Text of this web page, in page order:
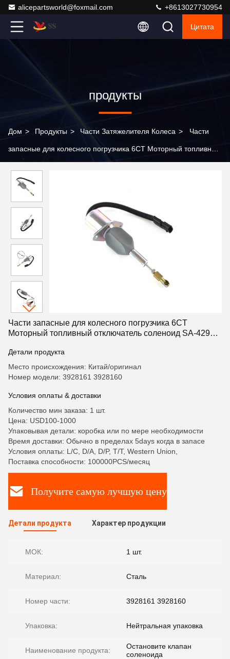
alicepartsworld@foxmail.com +8613027730954
Цитата
продукты
Дом > Продукты > Части Затяжелителя Колеса > Части
запасные для колесного погрузчика 6CT Моторный топливный
Части запасные для колесного погрузчика 6CT
Моторный топливный отключатель соленоид SA-4293-
Детали продукта
Место происхождения: Китай/оригинал
Номер модели: 3928161 3928160
Условия оплаты & доставки
Количество мин заказа: 1 шт.
Цена: USD100-1000
Упаковывая детали: коробка или по мере необходимости
Время доставки: Обычно в пределах 5days когда в запасе
Условия оплаты: L/C, D/A, D/P, T/T, Western Union,
Поставка способности: 100000PCS/месяц
Получите самую лучшую цену
Детали продукта Характер продукции
МОК: 1 шт.
Материал: Сталь
Номер части: 3928161 3928160
Упаковка: Нейтральная упаковка
Наименование продукта:
Остановите клапан
соленоида